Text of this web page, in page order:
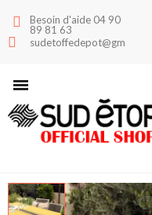
Besoin d'aide 04 90
89 81 63
sudetoffedepot@gmail.com